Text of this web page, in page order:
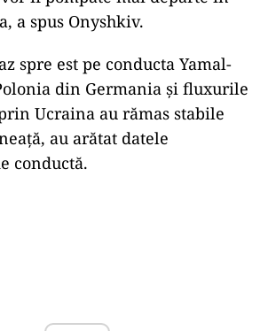
a spus Onyshkiv.
spre est pe conducta Yamal-
din Germania și fluxurile
Ucraina au rămas stabile
au arătat datele
conductă.